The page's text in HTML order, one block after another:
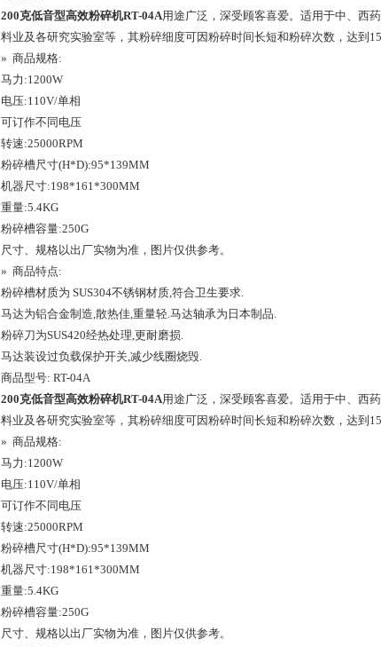
200克低音型高效粉碎机RT-04A用途广泛，深受顾客喜爱。适用于中、西
料业及各研究实验室等，其粉碎细度可因粉碎时间长短和粉碎次数，达到
» 商品规格:
马力:1200W
电压:110V/单相
可订作不同电压
转速:25000RPM
粉碎槽尺寸(H*D):95*139MM
机器尺寸:198*161*300MM
重量:5.4KG
粉碎槽容量:250G
尺寸、规格以出厂实物为准，图片仅供参考。
» 商品特点:
粉碎槽材质为 SUS304不锈钢材质,符合卫生要求.
马达为铝合金制造,散热佳,重量轻.马达轴承为日本制品.
粉碎刀为SUS420经热处理,更耐磨损.
马达装设过负载保护开关,减少线圈烧毁.
商品型号: RT-04A
200克低音型高效粉碎机RT-04A用途广泛，深受顾客喜爱。适用于中、西
料业及各研究实验室等，其粉碎细度可因粉碎时间长短和粉碎次数，达到
» 商品规格:
马力:1200W
电压:110V/单相
可订作不同电压
转速:25000RPM
粉碎槽尺寸(H*D):95*139MM
机器尺寸:198*161*300MM
重量:5.4KG
粉碎槽容量:250G
尺寸、规格以出厂实物为准，图片仅供参考。